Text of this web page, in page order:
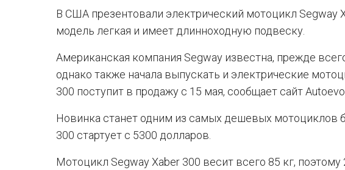
В США презентовали электрический мотоцикл Segway
модель легкая и имеет длинноходную подвеску.
Американская компания Segway известна, прежде
однако также начала выпускать и электрические
300 поступит в продажу с 15 мая, сообщает сайт
Новинка станет одним из самых дешевых мотоциклов
300 стартует с 5300 долларов.
Мотоцикл Segway Xaber 300 весит всего 85 кг, поэтому